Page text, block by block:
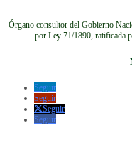
Órgano consultor del Gobierno
por Ley 71/1890, ratificada
Seguir
Seguir
Seguir
Seguir